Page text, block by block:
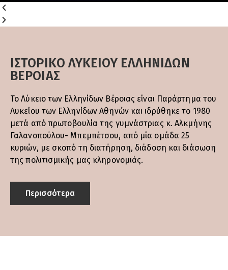
ΙΣΤΟΡΙΚΌ ΛΥΚΕΊΟΥ ΕΛΛΗΝΊΔΩΝ
ΒΈΡΟΙΑΣ
Το Λύκειο των Ελληνίδων Βέροιας είναι Παράρτημα του
Λυκείου των Ελληνίδων Αθηνών και ιδρύθηκε το 1980
μετά από πρωτοβουλία της γυμνάστριας κ. Αλκμήνης
Γαλανοπούλου- Μπεμπέτσου, από μία ομάδα 25
κυριών, με σκοπό τη διατήρηση, διάδοση και διάσωση
της πολιτισμικής μας κληρονομιάς.
Περισσότερα